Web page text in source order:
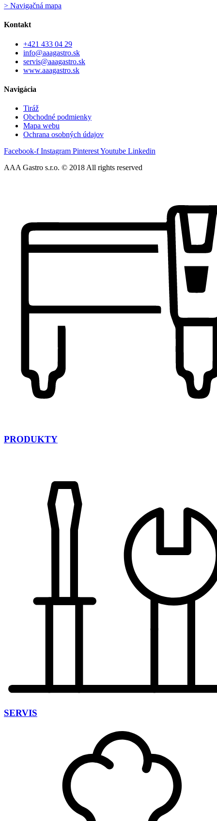
> Navigačná mapa
Kontakt
+421 433 04 29
info@aaagastro.sk
servis@aaagastro.sk
www.aaagastro.sk
Navigácia
Tiráž
Obchodné podmienky
Mapa webu
Ochrana osobných údajov
Facebook-f Instagram PinterestYoutube Linkedin
AAA Gastro s.r.o. © 2018 All rights reserved​
PRODUKTY
SERVIS